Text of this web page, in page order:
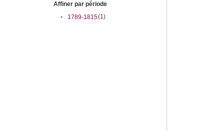
Affiner par période
•
1789-1815(1)